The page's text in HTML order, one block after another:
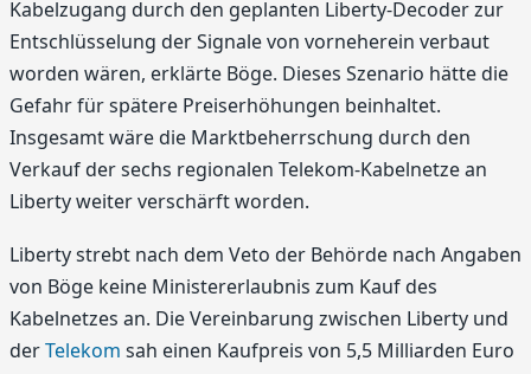
Kabelzugang durch den geplanten Liberty-Decoder zur
Entschlüsselung der Signale von vorneherein verbaut
worden wären, erklärte Böge. Dieses Szenario hätte die
Gefahr für spätere Preiserhöhungen beinhaltet.
Insgesamt wäre die Marktbeherrschung durch den
Verkauf der sechs regionalen Telekom-Kabelnetze an
Liberty weiter verschärft worden.
Liberty strebt nach dem Veto der Behörde nach Angaben
von Böge keine Ministererlaubnis zum Kauf des
Kabelnetzes an. Die Vereinbarung zwischen Liberty und
derTelekom sah einen Kaufpreis von 5,5 Milliarden Euro